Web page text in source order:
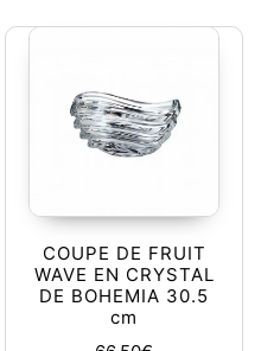
COUPE DE FRUIT
WAVE EN CRYSTAL
DE BOHEMIA 30.5
cm